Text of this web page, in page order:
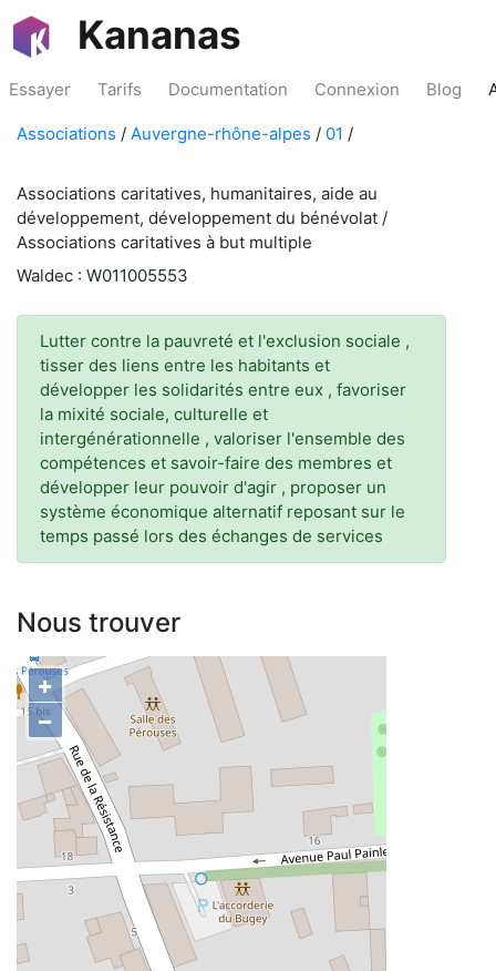
Kananas
Essayer Tarifs Documentation Connexion Blog
Associations / Auvergne-rhône-alpes / 01 /
Associations caritatives, humanitaires, aide au
développement, développement du bénévolat /
Associations caritatives à but multiple
Waldec : W011005553
Lutter contre la pauvreté et l'exclusion sociale ,
tisser des liens entre les habitants et
développer les solidarités entre eux , favoriser
la mixité sociale, culturelle et
intergénérationnelle , valoriser l'ensemble des
compétences et savoir-faire des membres et
développer leur pouvoir d'agir , proposer un
système économique alternatif reposant sur le
temps passé lors des échanges de services
Nous trouver
+
−